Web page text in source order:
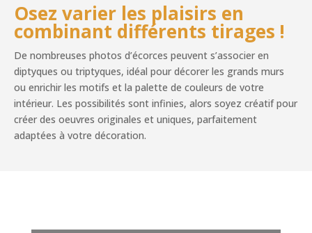
Osez varier les plaisirs en
combinant différents tirages !
De nombreuses photos d’écorces peuvent s’associer en
diptyques ou triptyques, idéal pour décorer les grands murs
ou enrichir les motifs et la palette de couleurs de votre
intérieur. Les possibilités sont infinies, alors soyez créatif pour
créer des oeuvres originales et uniques, parfaitement
adaptées à votre décoration.